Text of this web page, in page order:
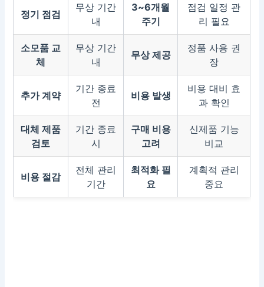
정기 점검
무상 기간
내
3~6개월
주기
점검 일정 관
리 필요
소모품 교
체
무상 기간
내
무상 제공
정품 사용 권
장
추가 계약
기간 종료
전
비용 발생
비용 대비 효
과 확인
대체 제품
검토
기간 종료
시
구매 비용
고려
신제품 기능
비교
비용 절감
전체 관리
기간
최적화 필
요
계획적 관리
중요